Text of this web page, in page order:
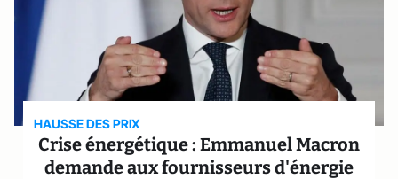
HAUSSE DES PRIX
Crise énergétique : Emmanuel Macron
demande aux fournisseurs d'énergie